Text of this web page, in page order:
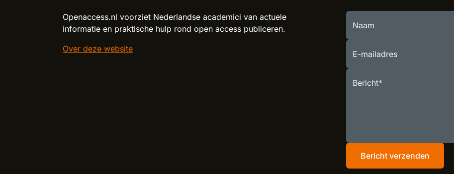
Openaccess.nl voorziet Nederlandse academici van actuele
informatie en praktische hulp rond open access publiceren.
Over deze website
Naam
E-mailadres
Bericht